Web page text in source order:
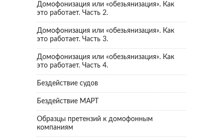
Домофонизация или «обезьянизация». Как
это работает. Часть 2.
Домофонизация или «обезьянизация». Как
это работает. Часть 3.
Домофонизация или «обезьянизация». Как
это работает. Часть 4.
Бездействие судов
Бездействие МАРТ
Образцы претензий к домофонным
компаниям